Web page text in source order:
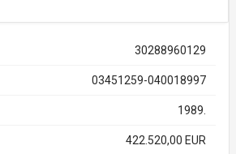
30288960129
03451259-040018997
1989.
422.520,00 EUR